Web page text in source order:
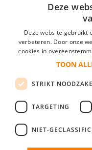
Inloggen als bedrijf
*
login gegevens
login
Bedrijf aanmelden
Deze
Deze website gebruikt
verbeteren. Door onze
cookies in
TOON
STRIKT
TARGETING
NIET-